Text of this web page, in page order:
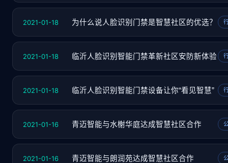
2021-01-18 为什么说人脸识别门禁是智慧社区的优选？
2021-01-18 临沂人脸识别智能门禁革新社区安防新体验
2021-01-18 临沂人脸识别智能门禁设备让你“看见智慧”
2021-01-16 青迈智能与水榭华庭达成智慧社区合作
2021-01-16 青迈智能与朗润苑达成智慧社区合作